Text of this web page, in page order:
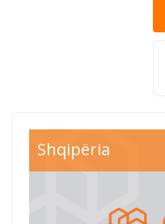
Shqipëria